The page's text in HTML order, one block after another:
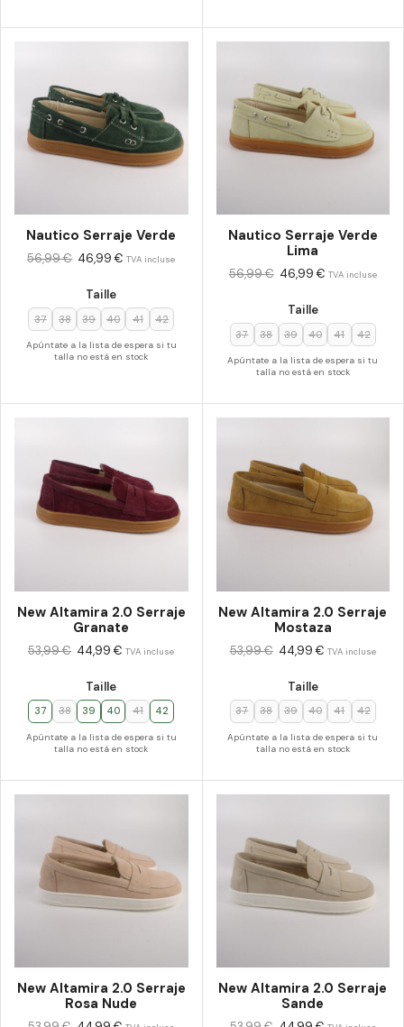
Nautico Serraje Verde
Taille
37 38 39 40 41 42
Apúntate a la lista de espera si tu
talla no está en stock
56,99€ 46,99€ TVA incluse
Nautico Serraje Verde
Lima
Taille
37 38 39 40 41 42
Apúntate a la lista de espera si tu
talla no está en stock
56,99€ 46,99€ TVA incluse
New Altamira 2.0 Serraje
Granate
Taille
37 38 39 40 41 42
Apúntate a la lista de espera si tu
talla no está en stock
53,99€ 44,99€ TVA incluse
New Altamira 2.0 Serraje
Mostaza
Taille
37 38 39 40 41 42
Apúntate a la lista de espera si tu
talla no está en stock
53,99€ 44,99€ TVA incluse
New Altamira 2.0 Serraje
Rosa Nude
New Altamira 2.0 Serraje
Sande